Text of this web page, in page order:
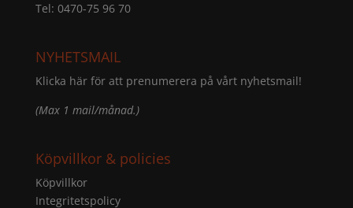
Tel: 0470-75 96 70
NYHETSMAIL
Klicka här för att prenumerera på vårt nyhetsmail!
(Max 1 mail/månad.)
Köpvillkor & policies
Köpvillkor
Integritetspolicy